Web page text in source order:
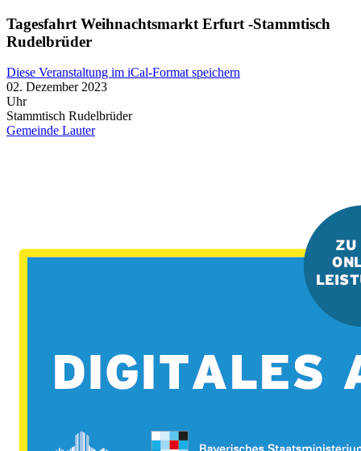
Tagesfahrt Weihnachtsmarkt Erfurt -Stammtisch
Rudelbrüder
Diese Veranstaltung im iCal-Format speichern
02. Dezember 2023
Uhr
Stammtisch Rudelbrüder
Gemeinde Lauter